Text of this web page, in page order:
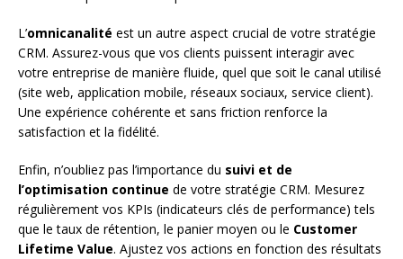
L’omnicanalité est un autre aspect crucial de votre stratégie
CRM. Assurez-vous que vos clients puissent interagir avec
votre entreprise de manière fluide, quel que soit le canal utilisé
(site web, application mobile, réseaux sociaux, service client).
Une expérience cohérente et sans friction renforce la
satisfaction et la fidélité.
Enfin, n’oubliez pas l’importance du suivi et de
l’optimisation continue de votre stratégie CRM. Mesurez
régulièrement vos KPIs (indicateurs clés de performance) tels
que le taux de rétention, le panier moyen ou le Customer
Lifetime Value. Ajustez vos actions en fonction des résultats